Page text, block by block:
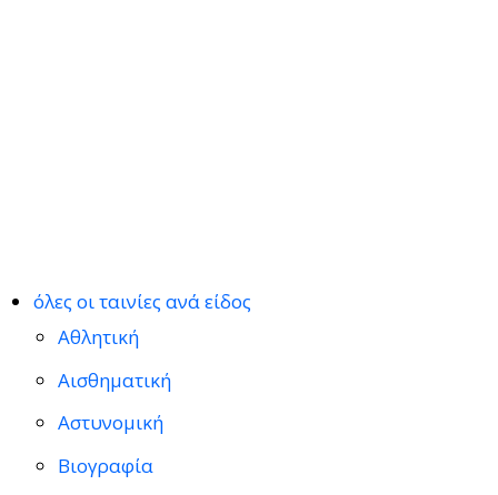
όλες οι ταινίες ανά είδος
Αθλητική
Αισθηματική
Αστυνομική
Βιογραφία